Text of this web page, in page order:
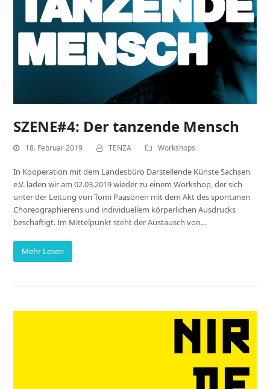
SZENE#4: Der tanzende Mensch
18. Februar 2019 TENZA Workshops
In Kooperation mit dem Landesbüro Darstellende Künste Sachsen
e.V. laden wir am 02.03.2019 wieder zu einem Workshop, der sich
unter der Leitung von Tomi Paasonen mit dem Akt des spontanen
Choreographierens und individuellem körperlichen Ausdrucks
beschäftigt. Im Mittelpunkt steht der Austausch von…
Mehr Lesen